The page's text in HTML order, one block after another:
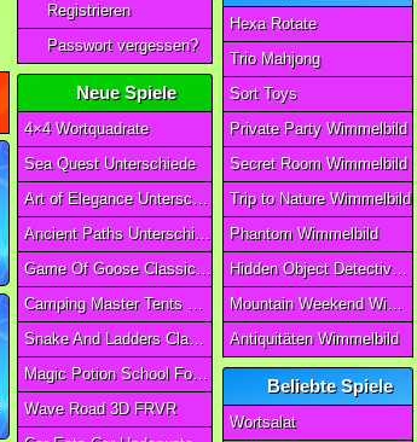
Registrieren
Passwort vergessen?
Neue Spiele
4×4 Wortquadrate
Sea Quest Unterschiede
Art of Elegance Unterschiede
Ancient Paths Unterschiede
Game Of Goose Classic Edition
Camping Master Tents & Trees
Snake And Ladders Classic
Magic Potion School For Witch
Wave Road 3D FRVR
Hexa Rotate
Trio Mahjong
Sort Toys
Private Party Wimmelbild
Secret Room Wimmelbild
Trip to Nature Wimmelbild
Phantom Wimmelbild
Hidden Object Detective Story
Mountain Weekend Wimmelbild
Antiquitäten Wimmelbild
Beliebte Spiele
Wortsalat